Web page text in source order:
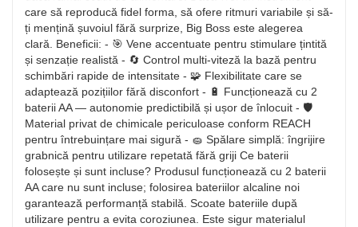
care să reproducă fidel forma, să ofere ritmuri variabile și să-
ți mențină șuvoiul fără surprize, Big Boss este alegerea
clară. Beneficii: - 🎯 Vene accentuate pentru stimulare țintită
și senzație realistă - 🔄 Control multi-viteză la bază pentru
schimbări rapide de intensitate - 🧩 Flexibilitate care se
adaptează pozițiilor fără disconfort - 🔋 Funcționează cu 2
baterii AA — autonomie predictibilă și ușor de înlocuit - 🛡️
Material privat de chimicale periculoase conform REACH
pentru întrebuințare mai sigură - 🧽 Spălare simplă: îngrijire
grabnică pentru utilizare repetată fără griji Ce baterii
folosește și sunt incluse? Produsul funcționează cu 2 baterii
AA care nu sunt incluse; folosirea bateriilor alcaline noi
garantează performanță stabilă. Scoate bateriile după
utilizare pentru a evita coroziunea. Este sigur materialul